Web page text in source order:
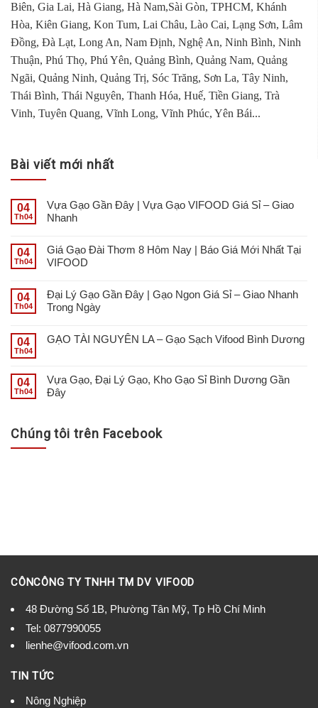
Biên, Gia Lai, Hà Giang, Hà Nam,Sài Gòn, TPHCM, Khánh
Hòa, Kiên Giang, Kon Tum, Lai Châu, Lào Cai, Lạng Sơn, Lâm
Đồng, Đà Lạt, Long An, Nam Định, Nghệ An, Ninh Bình, Ninh
Thuận, Phú Thọ, Phú Yên, Quảng Bình, Quảng Nam, Quảng
Ngãi, Quảng Ninh, Quảng Trị, Sóc Trăng, Sơn La, Tây Ninh,
Thái Bình, Thái Nguyên, Thanh Hóa, Huế, Tiền Giang, Trà
Vinh, Tuyên Quang, Vĩnh Long, Vĩnh Phúc, Yên Bái...
Bài viết mới nhất
04
Th04
Vựa Gạo Gần Đây | Vựa Gạo VIFOOD Giá Sỉ – Giao
Nhanh
04
Th04
Giá Gạo Đài Thơm 8 Hôm Nay | Báo Giá Mới Nhất Tại
VIFOOD
04
Th04
Đại Lý Gạo Gần Đây | Gạo Ngon Giá Sỉ – Giao Nhanh
Trong Ngày
04
Th04
GẠO TÀI NGUYÊN LA – Gạo Sạch Vifood Bình Dương
04
Th04
Vựa Gạo, Đại Lý Gạo, Kho Gạo Sỉ Bình Dương Gần
Đây
Chúng tôi trên Facebook
CÔNCÔNG TY TNHH TM DV VIFOOD
48 Đường Số 1B, Phường Tân Mỹ, Tp Hồ Chí Minh
Tel: 0877990055
lienhe@vifood.com.vn
TIN TỨC
Nông Nghiệp